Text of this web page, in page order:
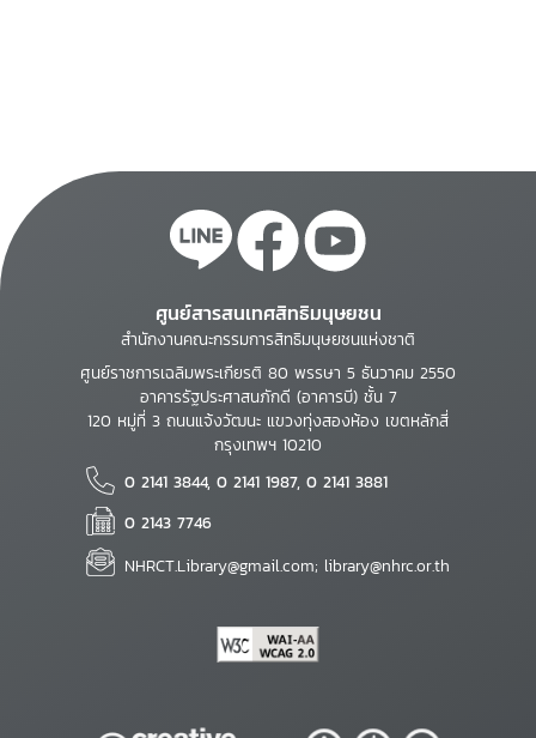
ศูนย์สารสนเทศสิทธิมนุษยชน
สำนักงานคณะกรรมการสิทธิมนุษยชนแห่งชาติ
ศูนย์ราชการเฉลิมพระเกียรติ 80 พรรษา 5 ธันวาคม 2550
อาคารรัฐประศาสนภักดี (อาคารบี) ชั้น 7
120 หมู่ที่ 3 ถนนแจ้งวัฒนะ แขวงทุ่งสองห้อง เขตหลักสี่
กรุงเทพฯ 10210
0 2141 3844, 0 2141 1987, 0 2141 3881
0 2143 7746
NHRCT.Library@gmail.com; library@nhrc.or.th